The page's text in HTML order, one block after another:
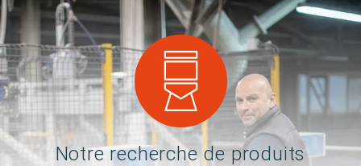
Notre recherche de produits